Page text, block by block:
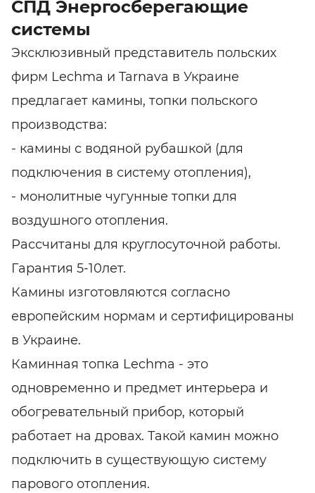
СПД Энергосберегающие
системы
Эксклюзивный представитель польских
фирм Lechma и Tarnava в Украине
предлагает камины, топки польского
производства:
- камины с водяной рубашкой (для
подключения в систему отопления),
- монолитные чугунные топки для
воздушного отопления.
Рассчитаны для круглосуточной работы.
Гарантия 5-10лет.
Камины изготовляются согласно
европейским нормам и сертифицированы
в Украине.
Каминная топка Lechma - это
одновременно и предмет интерьера и
обогревательный прибор, который
работает на дровах. Такой камин можно
подключить в существующую систему
парового отопления.